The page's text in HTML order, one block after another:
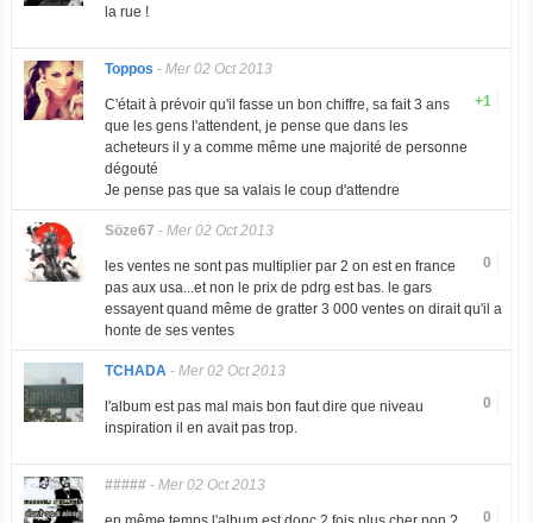
la rue !
Toppos - Mer 02 Oct 2013
+1
C'était à prévoir qu'il fasse un bon chiffre, sa fait 3 ans
que les gens l'attendent, je pense que dans les
acheteurs il y a comme même une majorité de personne
dégouté
Je pense pas que sa valais le coup d'attendre
Söze67 - Mer 02 Oct 2013
0
les ventes ne sont pas multiplier par 2 on est en france
pas aux usa...et non le prix de pdrg est bas. le gars
essayent quand même de gratter 3 000 ventes on dirait qu'il a
honte de ses ventes
TCHADA - Mer 02 Oct 2013
0
l'album est pas mal mais bon faut dire que niveau
inspiration il en avait pas trop.
#####- Mer 02 Oct 2013
0